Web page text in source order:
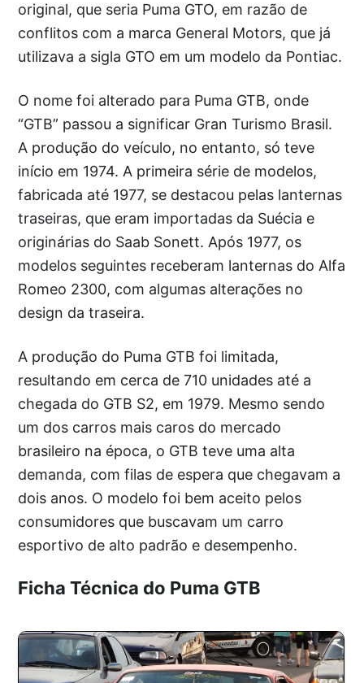
original, que seria Puma GTO, em razão de
conflitos com a marca General Motors, que já
utilizava a sigla GTO em um modelo da Pontiac.
O nome foi alterado para Puma GTB, onde
“GTB” passou a significar Gran Turismo Brasil.
A produção do veículo, no entanto, só teve
início em 1974. A primeira série de modelos,
fabricada até 1977, se destacou pelas lanternas
traseiras, que eram importadas da Suécia e
originárias do Saab Sonett. Após 1977, os
modelos seguintes receberam lanternas do Alfa
Romeo 2300, com algumas alterações no
design da traseira.
A produção do Puma GTB foi limitada,
resultando em cerca de 710 unidades até a
chegada do GTB S2, em 1979. Mesmo sendo
um dos carros mais caros do mercado
brasileiro na época, o GTB teve uma alta
demanda, com filas de espera que chegavam a
dois anos. O modelo foi bem aceito pelos
consumidores que buscavam um carro
esportivo de alto padrão e desempenho.
Ficha Técnica do Puma GTB